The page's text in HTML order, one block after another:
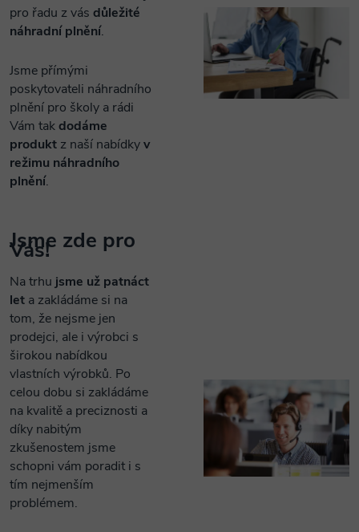
pro řadu z vás důležité
náhradní plnění.
Jsme přímými
poskytovateli náhradního
plnění pro školy a rádi
Vám takdodáme
produkt z naší nabídkyv
režimu náhradního
plnění.
Jsme zde pro
Vás!
Na trhu jsme už patnáct
let a zakládáme si na
tom, že nejsme jen
prodejci, ale i výrobci s
širokou nabídkou
vlastních výrobků. Po
celou dobu si zakládáme
na kvalitě a preciznosti a
díky nabitým
zkušenostem jsme
schopni vám poradit i s
tím nejmenším
problémem.